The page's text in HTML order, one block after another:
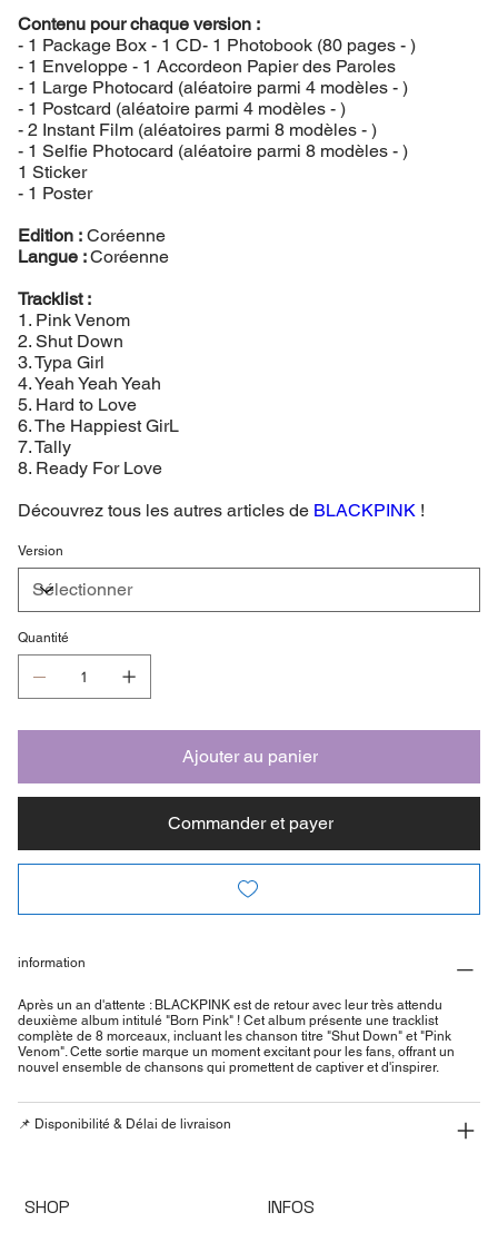
Contenu pour chaque version :
- 1 Package Box - 1 CD- 1 Photobook (80 pages - )
- 1 Enveloppe - 1 Accordeon Papier des Paroles
- 1 Large Photocard (aléatoire parmi 4 modèles - )
- 1 Postcard (aléatoire parmi 4 modèles - )
- 2 Instant Film (aléatoires parmi 8 modèles - )
- 1 Selfie Photocard (aléatoire parmi 8 modèles - )
1 Sticker
- 1 Poster
Edition :Coréenne
Langue :Coréenne
Tracklist :
1. Pink Venom
2. Shut Down
3. Typa Girl
4. Yeah Yeah Yeah
5. Hard to Love
6. The Happiest GirL
7. Tally
8. Ready For Love
Découvrez tous les autres articles de BLACKPINK!
Version
Quantité
Ajouter au panier
Commander et payer
information
Après un an d'attente : BLACKPINK est de retour avec leur très attendu
deuxième album intitulé "Born Pink" ! Cet album présente une tracklist
complète de 8 morceaux, incluant les chanson titre "Shut Down" et "Pink
Venom". Cette sortie marque un moment excitant pour les fans, offrant un
nouvel ensemble de chansons qui promettent de captiver et d'inspirer.
📌 Disponibilité & Délai de livraison
SHOP INFOS